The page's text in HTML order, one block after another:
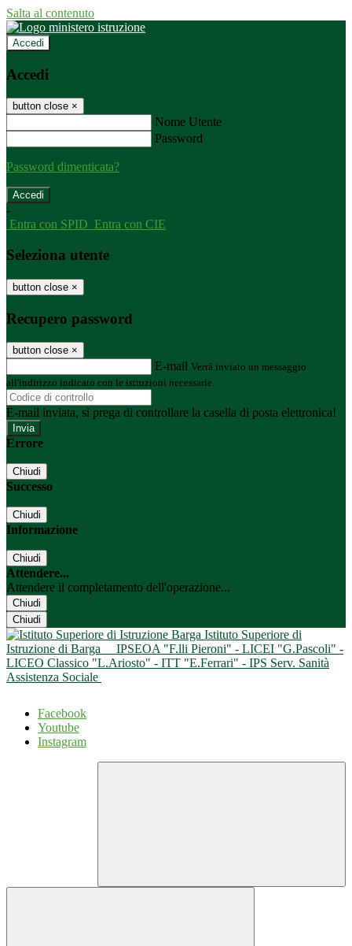
Salta al contenuto
Accedi
Accedi
button close ×
Nome Utente
Password
Password dimenticata?
-
Entra con SPID Entra con CIE
Seleziona utente
button close ×
Recupero password
button close ×
E-mail Verrà inviato un messaggio
all'indirizzo indicato con le istruzioni necessarie.
E-mail inviata, si prega di controllare la casella di posta elettronica!
Errore
Chiudi
Successo
Chiudi
Informazione
Chiudi
Attendere...
Attendere il completamento dell'operazione...
Chiudi
Chiudi
Istituto Superiore di
Istruzione di Barga
IPSEOA "F.lli Pieroni" - LICEI "G.Pascoli" -
LICEO Classico "L.Ariosto" - ITT "E.Ferrari" - IPS Serv. Sanità
Assistenza Sociale
Facebook
Youtube
Instagram